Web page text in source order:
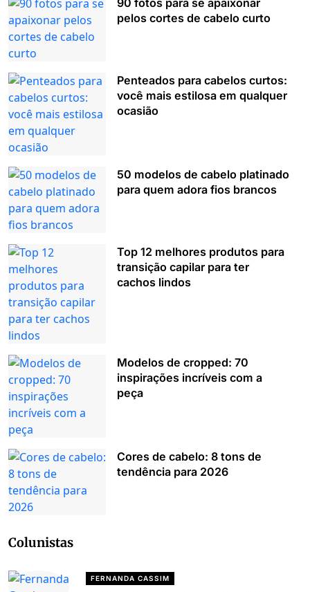
90 fotos para se apaixonar
pelos cortes de cabelo curto
Penteados para cabelos curtos:
você mais estilosa em qualquer
ocasião
50 modelos de cabelo platinado
para quem adora fios brancos
Top 12 melhores produtos para
transição capilar para ter
cachos lindos
Modelos de cropped: 70
inspirações incríveis com a
peça
Cores de cabelo: 8 tons de
tendência para 2026
Colunistas
FERNANDA CASSIM